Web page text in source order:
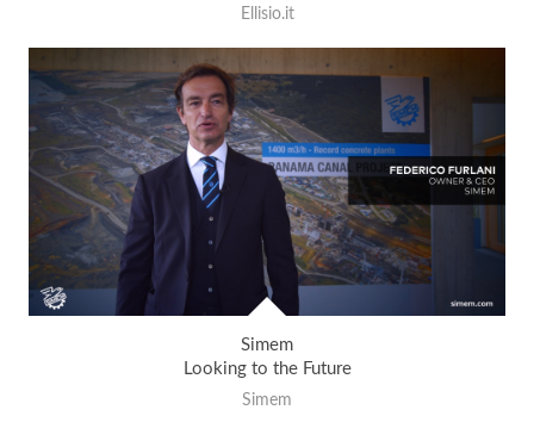
Ellisio.it
Simem
Looking to the Future
Simem